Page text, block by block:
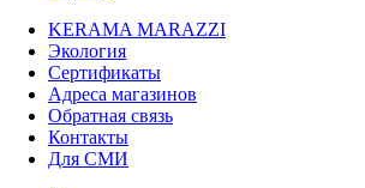
KERAMA MARAZZI
Экология
Сертификаты
Адреса магазинов
Обратная связь
Контакты
Для СМИ